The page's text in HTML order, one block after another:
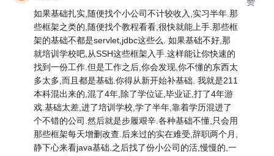
如果基础扎实,随便找个小公司不计较收入,实习半年.那
些框架之类的,随便找个教程看看,很快就能上手.那些框
架的基础不都是servlet,jdbc这些么. 如果基础不好,那
就培训学校吧,从SSH这些框架入手.这样能让你快速的
找到一份工作.但是工作之后,你会发现,你不懂的东西太
多太多,而且都是基础.你得从新开始补基础. 我就是211
本科混出来的,混了4年,除了学位证,毕业证,打了4年游
戏.基础太差,进了培训学校,学了半年,靠着学历混进了
个不错的公司.然后就是步履艰辛.各种基础不懂,只会用
那些框架每天增删改查.后来过的实在难受,辞职两个月,
静下心来看java基础.之后找了份小公司的活,慢慢的,一
赞